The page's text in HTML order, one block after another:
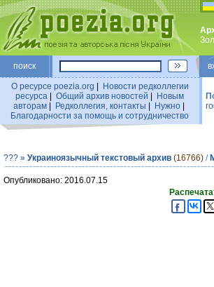
поиск
О ресурсе poezia.org
Новости редколлегии
ресурса
Общий архив новостей
Новым
авторам| Редколлегия, контакты Нужно|
Благодарности за помощь и сотрудничество
??? » Украиноязычный текстовый архив (16766) /
Опубликовано: 2016.07.15